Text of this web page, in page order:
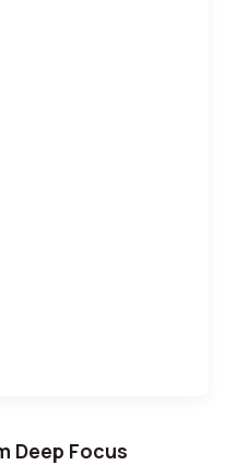
Deep Focus